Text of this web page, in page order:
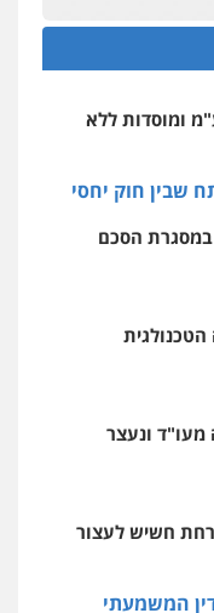
מקצועיים
צרכנים
ומוסדות ללא
שבין חוק יחסי
במסגרת הסכם
מעו"ד ונעצר
חשיש לעצור
המשמעתי